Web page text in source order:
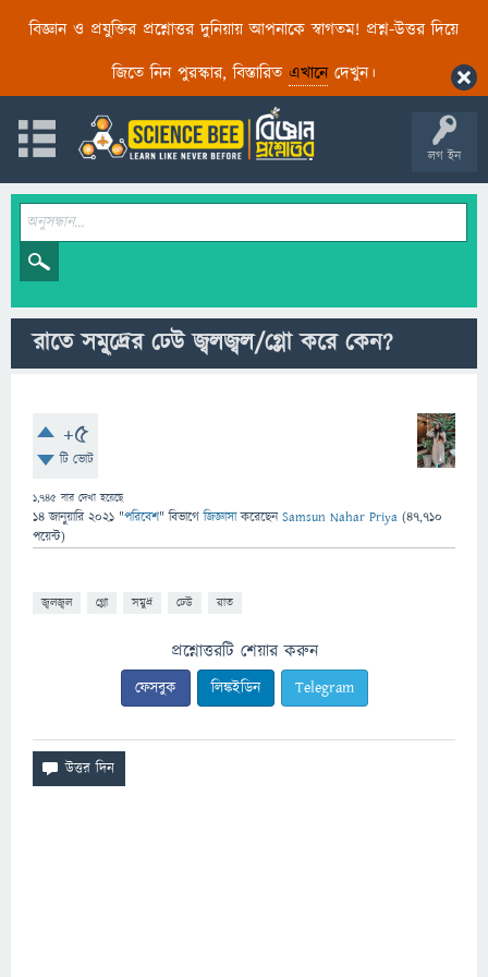
বিজ্ঞান ও প্রযুক্তির প্রশ্নোত্তর দুনিয়ায় আপনাকে স্বাগতম! প্রশ্ন-উত্তর দিয়ে
জিতে নিন পুরস্কার, বিস্তারিত এখানেদেখুন।
লগ ইন
রাতে সমু্দ্রের ঢেউ জ্বলজ্বল/গ্লো করে কেন?
+5
টি ভোট
1,745 বার দেখা হয়েছে
14 জানুয়ারি 2021 "পরিবেশ" বিভাগে জিজ্ঞাসাকরেছেনSamsun Nahar Priya (47,710
পয়েন্ট)
জ্বলজ্বল গ্লো সমুদ্র ঢেউ রাত
প্রশ্নোত্তরটি শেয়ার করুন
ফেসবুক লিঙ্কইডিন Telegram